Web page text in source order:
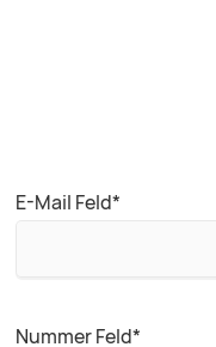
Pflichtfeld
E-Mail Feld*
Pflichtfeld
Nummer Feld*